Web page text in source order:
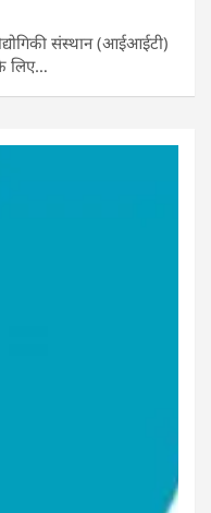
संस्थान (आईआईटी)
लिए…